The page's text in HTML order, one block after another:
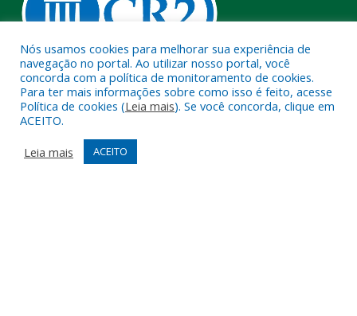
Muito mais quecriar siteousistema para prefeituras!
Realizamos umaassessoriacompleta, onde garantimos em
contrato que todas as exigências das
serão atendidas.
Nós usamos cookies para melhorar sua experiência de
navegação no portal. Ao utilizar nosso portal, você
concorda com a política de monitoramento de cookies.
Para ter mais informações sobre como isso é feito, acesse
Política de cookies (Leia mais). Se você concorda, clique em
ACEITO.
Leia mais
ACEITO